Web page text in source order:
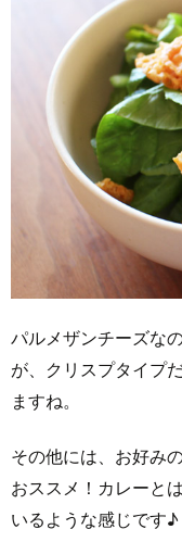
パルメザンチーズな
が、クリスプタイプ
ますね。
その他には、お好み
おススメ！カレーと
いるような感じです♪